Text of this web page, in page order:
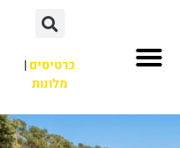
כרטיסים|
מלונות